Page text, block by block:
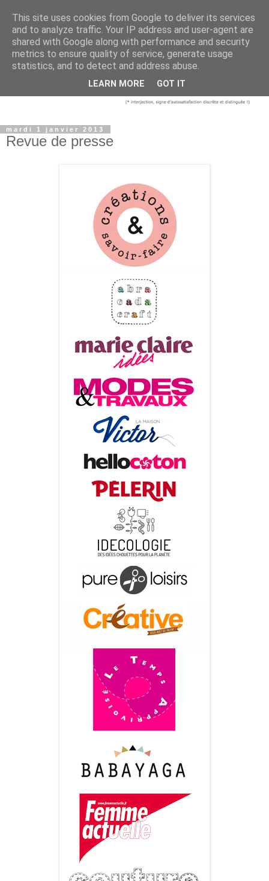
mardi 1 janvier 2013
Revue de presse
This site uses cookies from Google to deliver its services
and to analyze traffic. Your IP address and user-agent are
shared with Google along with performance and security
metrics to ensure quality of service, generate usage
statistics, and to detect and address abuse.
LEARN MORE GOT IT